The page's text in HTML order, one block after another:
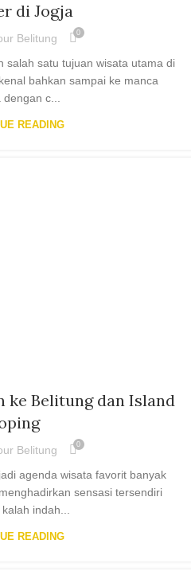
di Jogja
Belitung 0
salah satu tujuan wisata utama di
bahkan sampai ke manca
dengan c...
READING
ke Belitung dan Island
Belitung 0
agenda wisata favorit banyak
sensasi tersendiri
indah...
READING